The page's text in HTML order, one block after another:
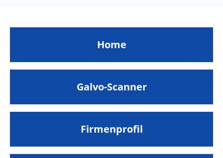
Home
Galvo-Scanner
Firmenprofil